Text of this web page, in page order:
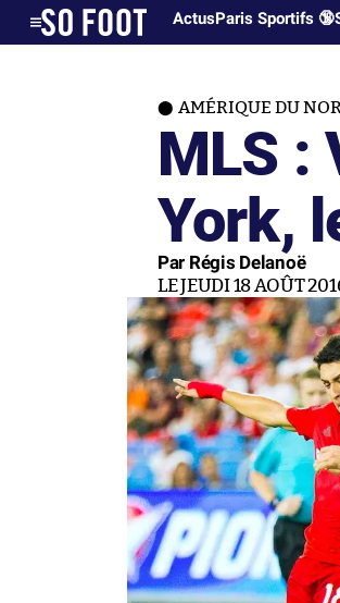
ActusParis Sportifs 🔞
AMÉRIQUE DU
MLS :
York,
Par Régis Delanoë
LE JEUDI 18 AOÛT